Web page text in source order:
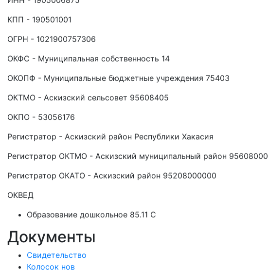
КПП - 190501001
ОГРН - 1021900757306
ОКФС - Муниципальная собственность 14
ОКОПФ - Муниципальные бюджетные учреждения 75403
ОКТМО - Аскизский сельсовет 95608405
ОКПО - 53056176
Регистратор - Аскизский район Республики Хакасия
Регистратор ОКТМО - Аскизский муниципальный район 95608000
Регистратор ОКАТО - Аскизский район 95208000000
ОКВЕД
Образование дошкольное 85.11 C
Документы
Свидетельство
Колосок нов